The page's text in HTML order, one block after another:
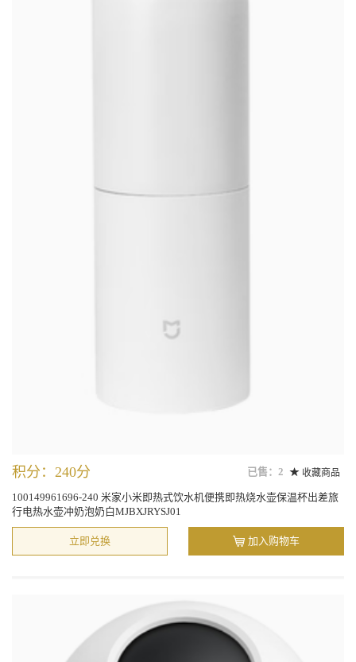
已售：2 收藏商品
积分：240分
100149961696-240 米家小米即热式饮水机便携即热烧水壶保温杯出差旅
行电热水壶冲奶泡奶白MJBXJRYSJ01
立即兑换 加入购物车